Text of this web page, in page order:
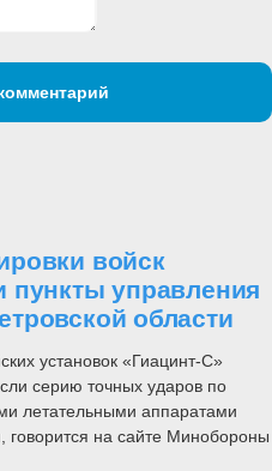
войск
пункты управления
области
установок «Гиацинт-С»
серию точных ударов по
летательными аппаратами
говорится на сайте Минобороны